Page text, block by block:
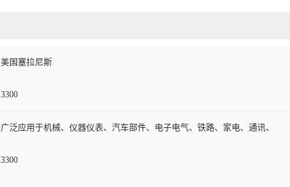
美国塞拉尼斯
3300
广泛应用于机械、仪器仪表、汽车部件、电子电气、铁路、家电、通讯、
3300